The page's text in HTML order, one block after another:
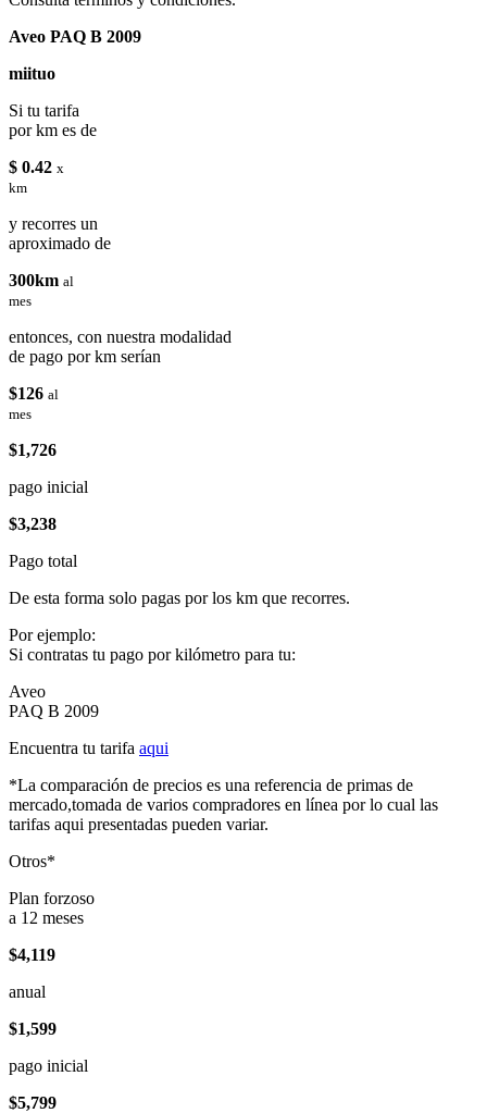
Aveo PAQ B 2009
miituo
Si tu tarifa
por km es de
$ 0.42 x
km
y recorres un
aproximado de
300km al
mes
entonces, con nuestra modalidad
de pago por km serían
$126 al
mes
$1,726
pago inicial
$3,238
Pago total
De esta forma solo pagas por los km que recorres.
Por ejemplo:
Si contratas tu pago por kilómetro para tu:
Aveo
PAQ B 2009
Encuentra tu tarifa aqui
*La comparación de precios es una referencia de primas de
mercado,tomada de varios compradores en línea por lo cual las
tarifas aqui presentadas pueden variar.
Otros*
Plan forzoso
a 12 meses
$4,119
anual
$1,599
pago inicial
$5,799